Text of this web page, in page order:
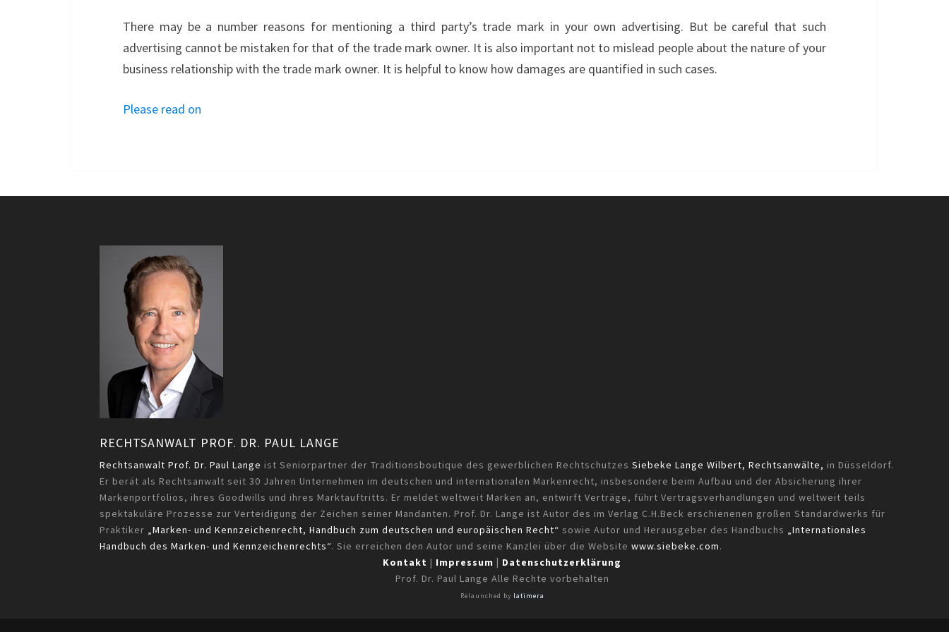
MARK
INFRINGEMENT
VIA
There may be a number reasons for mentioning a third party’s trade mark in your own advertising. But be careful that such
advertising cannot be mistaken for that of the trade mark owner. It is also important not to mislead people about the nature of your
business relationship with the trade mark owner. It is helpful to know how damages are quantified in such cases.
Please read on
RECHTSANWALT PROF. DR. PAUL LANGE
Rechtsanwalt Prof. Dr. Paul Lange ist Seniorpartner der Traditionsboutique des gewerblichen Rechtschutzes Siebeke Lange Wilbert, Rechtsanwälte, in Düsseldorf.
Er berät als Rechtsanwalt seit 30 Jahren Unternehmen im deutschen und internationalen Markenrecht, insbesondere beim Aufbau und der Absicherung ihrer
Markenportfolios, ihres Goodwills und ihres Marktauftritts. Er meldet weltweit Marken an, entwirft Verträge, führt Vertragsverhandlungen und weltweit teils
spektakuläre Prozesse zur Verteidigung der Zeichen seiner Mandanten. Prof. Dr. Lange ist Autor des im Verlag C.H.Beck erschienenen großen Standardwerks für
Praktiker „Marken- und Kennzeichenrecht, Handbuch zum deutschen und europäischen Recht“ sowie Autor und Herausgeber des Handbuchs „Internationales
Handbuch des Marken- und Kennzeichenrechts“. Sie erreichen den Autor und seine Kanzlei über die Website www.siebeke.com.
Kontakt | Impressum | Datenschutzerklärung
Prof. Dr. Paul Lange Alle Rechte vorbehalten
Relaunched by latimera